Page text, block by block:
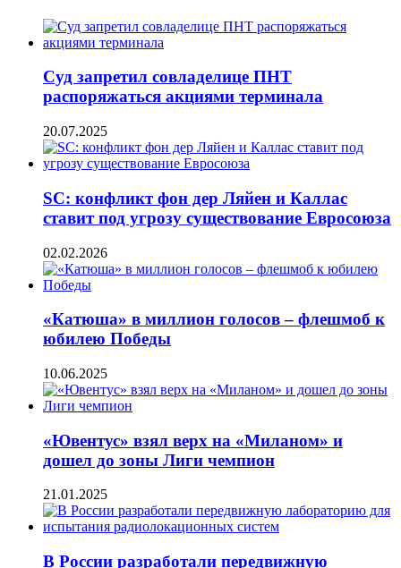
Суд запретил совладелице ПНТ
распоряжаться акциями терминала
20.07.2025
SC: конфликт фон дер Ляйен и Каллас
ставит под угрозу существование Евросоюза
02.02.2026
«Катюша» в миллион голосов – флешмоб к
юбилею Победы
10.06.2025
«Ювентус» взял верх на «Миланом» и
дошел до зоны Лиги чемпион
21.01.2025
В России разработали передвижную